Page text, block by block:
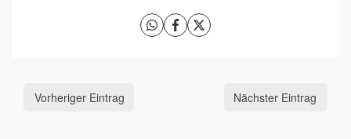
Vorheriger Eintrag Nächster Eintrag